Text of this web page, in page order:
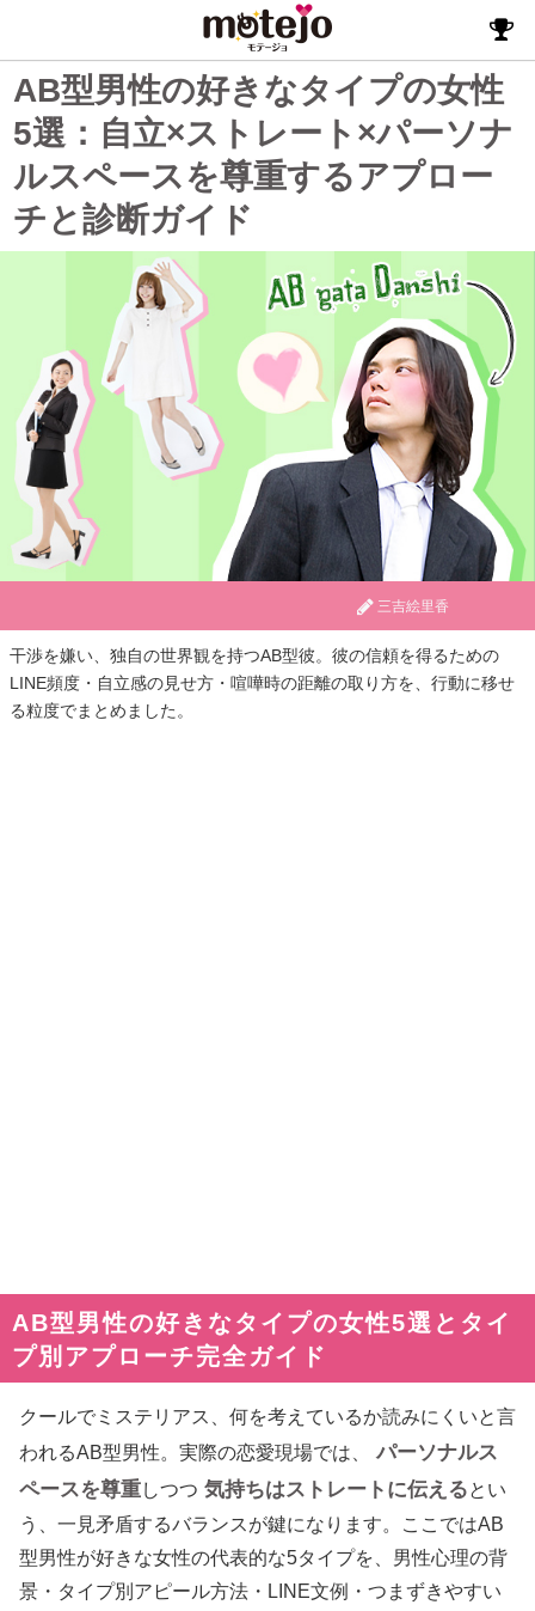
AB型男性の好きなタイプの女性
5選：自立×ストレート×パーソナ
ルスペースを尊重するアプロー
チと診断ガイド
三吉絵里香
干渉を嫌い、独自の世界観を持つAB型彼。彼の信頼を得るための
LINE頻度・自立感の見せ方・喧嘩時の距離の取り方を、行動に移せ
る粒度でまとめました。
AB型男性の好きなタイプの女性5選とタイ
プ別アプローチ完全ガイド
クールでミステリアス、何を考えているか読みにくいと言
われるAB型男性。実際の恋愛現場では、
パーソナルス
ペースを尊重しつつ 気持ちはストレートに伝えるとい
う、一見矛盾するバランスが鍵になります。ここではAB
型男性が好きな女性の代表的な5タイプを、男性心理の背
景・タイプ別アピール方法・LINE文例・つまずきやすい